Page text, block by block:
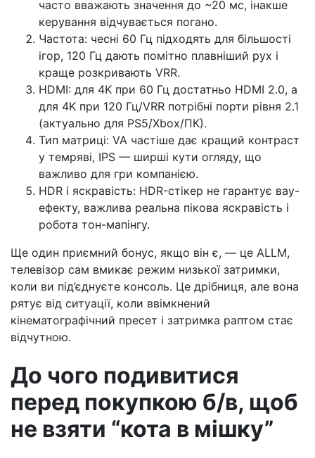
часто вважають значення до ~20 мс, інакше
керування відчувається погано.
Частота: чесні 60 Гц підходять для більшості
ігор, 120 Гц дають помітно плавніший рух і
краще розкривають VRR.
HDMI: для 4K при 60 Гц достатньо HDMI 2.0, а
для 4K при 120 Гц/VRR потрібні порти рівня 2.1
(актуально для PS5/Xbox/ПК).
Тип матриці: VA частіше дає кращий контраст
у темряві, IPS — ширші кути огляду, що
важливо для гри компанією.
HDR і яскравість: HDR-стікер не гарантує вау-
ефекту, важлива реальна пікова яскравість і
робота тон-мапінгу.
Ще один приємний бонус, якщо він є, — це ALLM,
телевізор сам вмикає режим низької затримки,
коли ви під’єднуєте консоль. Це дрібниця, але вона
рятує від ситуації, коли ввімкнений
кінематографічний пресет і затримка раптом стає
відчутною.
До чого подивитися
перед покупкою б/в, щоб
не взяти “кота в мішку”